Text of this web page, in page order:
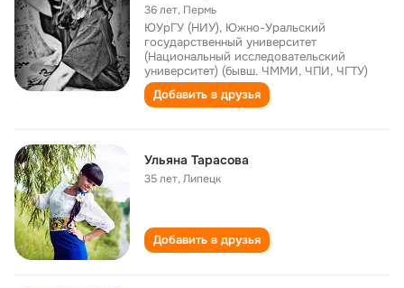
36 лет, Пермь
ЮУрГУ (НИУ), Южно-Уральский
государственный университет
(Национальный исследовательский
университет) (бывш. ЧММИ, ЧПИ, ЧГТУ)
Добавить в друзья
Ульяна Тарасова
35 лет,Липецк
Добавить в друзья